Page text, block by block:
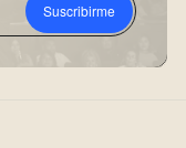
Suscribirme